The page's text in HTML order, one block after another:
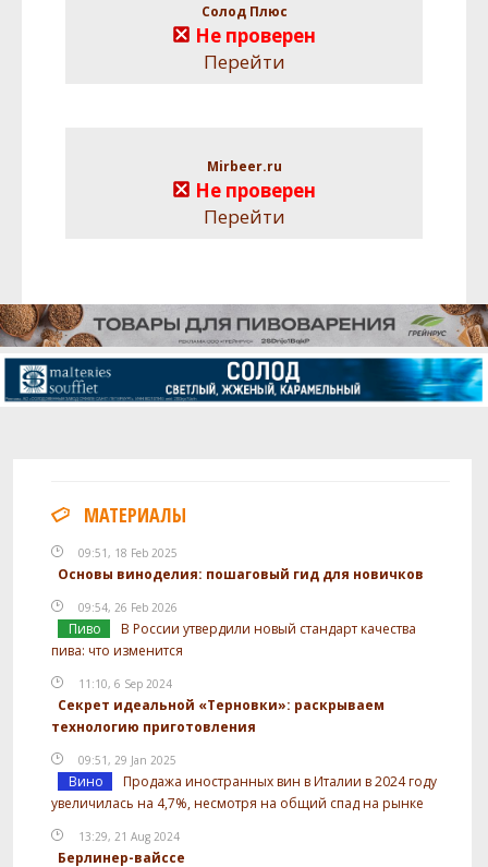
Солод Плюс
Не проверен
Перейти
Mirbeer.ru
Не проверен
Перейти
МАТЕРИАЛЫ
09:51, 18 Feb 2025
Основы виноделия: пошаговый гид для новичков
09:54, 26 Feb 2026
Пиво
В России утвердили новый стандарт качества
пива: что изменится
11:10, 6 Sep 2024
Секрет идеальной «Терновки»: раскрываем
технологию приготовления
09:51, 29 Jan 2025
Вино
Продажа иностранных вин в Италии в 2024 году
увеличилась на 4,7%, несмотря на общий спад на рынке
13:29, 21 Aug 2024
Берлинер-вайссе